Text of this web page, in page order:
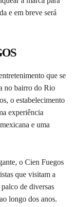
e em breve será
que se
no bairro do Rio
o estabelecimento
experiência
e uma
o Cien Fuegos
que visitam a
de diversas
longo dos anos.